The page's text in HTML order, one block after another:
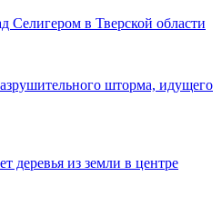
Селигером в Тверской области
шторма, идущего
из земли в центре